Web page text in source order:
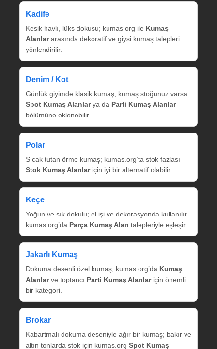
Kadife
Kesik havlı, lüks dokusu; kumas.org ile Kumaş
Alanlararasında dekoratif ve giysi kumaş talepleri
yönlendirilir.
Denim / Kot
Günlük giyimde klasik kumaş; kumaş stoğunuz varsa
Spot Kumaş Alanlarya da Parti Kumaş Alanlar
bölümüne eklenebilir.
Polar
Sıcak tutan örme kumaş; kumas.org’ta stok fazlası
Stok Kumaş Alanlariçin iyi bir alternatif olabilir.
Keçe
Yoğun ve sık dokulu; el işi ve dekorasyonda kullanılır.
kumas.org’da Parça Kumaş Alan talepleriyle eşleşir.
Jakarlı Kumaş
Dokuma desenli özel kumaş; kumas.org’da Kumaş
Alanlarve toptancı Parti Kumaş Alanlariçin önemli
bir kategori.
Brokar
Kabartmalı dokuma deseniyle ağır bir kumaş; bakır ve
altın tonlarda stok için kumas.org Spot Kumaş